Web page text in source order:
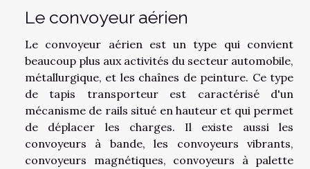
Le convoyeur aérien
Le convoyeur aérien est un type qui convient
beaucoup plus aux activités du secteur automobile,
métallurgique, et les chaînes de peinture. Ce type
de tapis transporteur est caractérisé d'un
mécanisme de rails situé en hauteur et qui permet
de déplacer les charges. Il existe aussi les
convoyeurs à bande, les convoyeurs vibrants,
convoyeurs magnétiques, convoyeurs à palette